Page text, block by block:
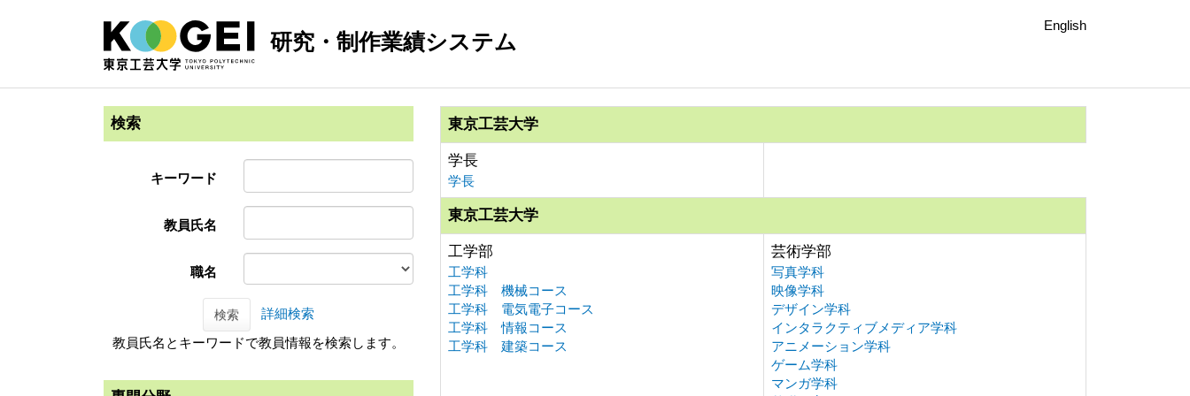
研究・制作業績システム
English
検索
キーワード
教員氏名
職名
検索
詳細検索
教員氏名とキーワードで教員情報を検索します。
東京工芸大学
学長
学長
東京工芸大学
工学部
工学科
工学科 機械コース
工学科 電気電子コース
工学科 情報コース
工学科 建築コース
芸術学部
写真学科
映像学科
デザイン学科
インタラクティブメディア学科
アニメーション学科
ゲーム学科
マンガ学科